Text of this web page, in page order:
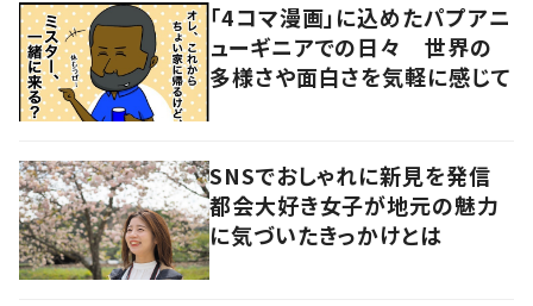
「4コマ漫画」に込めたパプアニ
ューギニアでの日々 世界の
多様さや面白さを気軽に感じて
SNSでおしゃれに新見を発信
都会大好き女子が地元の魅力
に気づいたきっかけとは